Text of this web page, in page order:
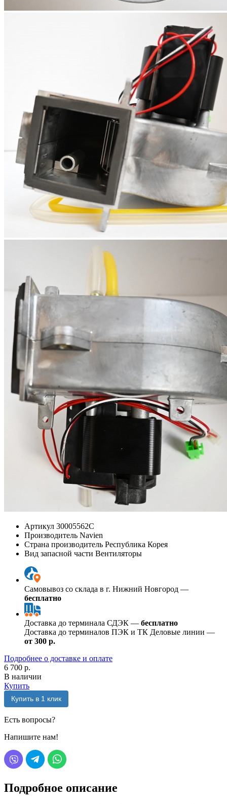
Артикул 30005562C
Производитель Navien
Страна производитель Республика Корея
Вид запасной части Вентиляторы
Самовывоз со склада в г. Нижний Новгород —
бесплатно
Доставка до терминала СДЭК — бесплатно
Доставка до терминалов ПЭК и ТК Деловые линии —
от 300 р.
Подробнее о доставке и оплате
6 700 р.
В наличии
Купить
Купить в 1 клик
Есть вопросы?
Напишите нам!
Подробное описание